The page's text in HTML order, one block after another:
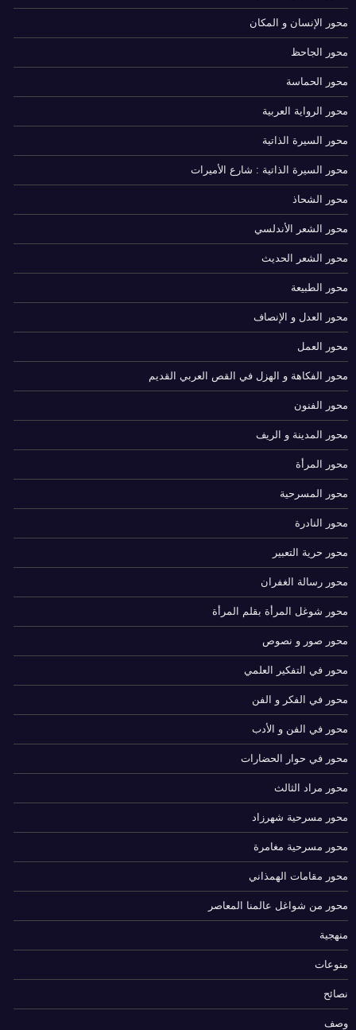
محور الإنسان و المكان
محور الجاحظ
محور الحماسة
محور الرواية العربية
محور السيرة الذاتية
محور السيرة الذاتية : شارع الأميرات
محور الشحاذ
محور الشعر الأندلسي
محور الشعر الحديث
محور الطبيعة
محور العدل و الإنصاف
محور العمل
محور الفكاهة و الهزل في القص العربي القديم
محور الفنون
محور المدينة و الريف
محور المرأة
محور المسرحية
محور النادرة
محور حرية التعبير
محور رسالة الغفران
محور شوغل المرأة بقلم المرأة
محور صور و نصوص
محور في التفكير العلمي
محور في الفكر و الفن
محور في الفن و الأدب
محور في حوار الحضارات
محور مراد الثالث
محور مسرحية شهرزاد
محور مسرحية مغامرة
محور مقامات الهمذاني
محور من شواغل عالمنا المعاصر
منهجية
منوعات
نصائح
وصف